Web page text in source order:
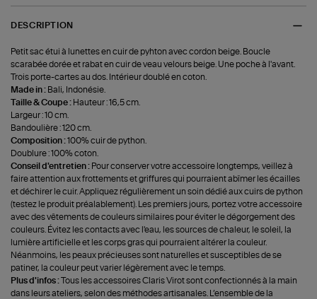
DESCRIPTION
Petit sac étui à lunettes en cuir de pyhton avec cordon beige. Boucle
scarabée dorée et rabat en cuir de veau velours beige. Une poche à l'avant.
Trois porte-cartes au dos. Intérieur doublé en coton.
Made in : Bali, Indonésie.
Taille & Coupe : Hauteur : 16,5 cm.
Largeur : 10 cm.
Bandoulière : 120 cm.
Composition :100% cuir de python.
Doublure : 100% coton.
Conseil d'entretien : Pour conserver votre accessoire longtemps, veillez à
faire attention aux frottements et griffures qui pourraient abîmer les écailles
et déchirer le cuir. Appliquez régulièrement un soin dédié aux cuirs de python
(testez le produit préalablement). Les premiers jours, portez votre accessoire
avec des vêtements de couleurs similaires pour éviter le dégorgement des
couleurs. Évitez les contacts avec l'eau, les sources de chaleur, le soleil, la
lumière artificielle et les corps gras qui pourraient altérer la couleur.
Néanmoins, les peaux précieuses sont naturelles et susceptibles de se
patiner, la couleur peut varier légèrement avec le temps.
Plus d'infos :Tous les accessoires Claris Virot sont confectionnés à la main
dans leurs ateliers, selon des méthodes artisanales. L’ensemble de la